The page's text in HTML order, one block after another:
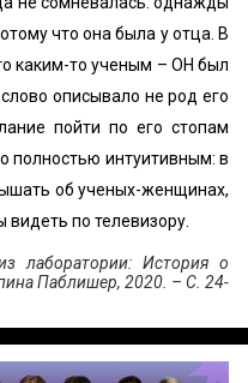
что она была у отца. В
каким-то ученым – OH был
описывало не род его
пойти по его стопам
полностью интуитивным: в
об ученых-женщинах,
видеть по телевизору.
лаборатории: История о
Паблишер, 2020. – С. 24-